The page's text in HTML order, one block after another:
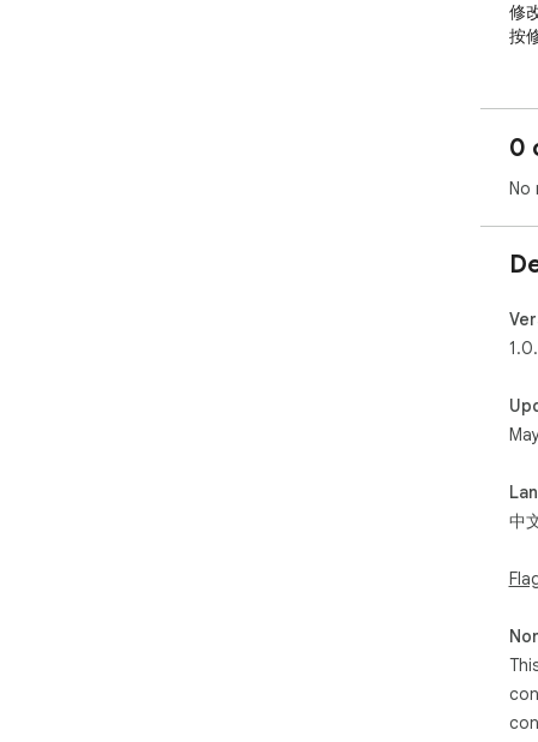
修
按
0
No
中